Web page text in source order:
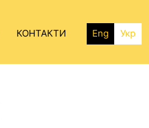
КОНТАКТИ Eng Укр